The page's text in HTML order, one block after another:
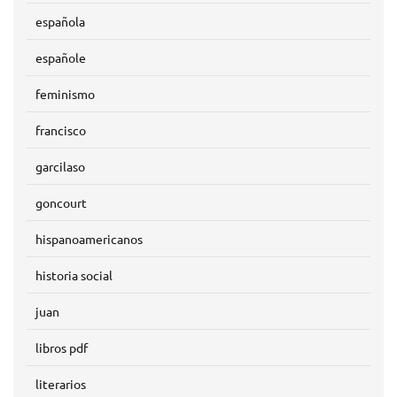
española
españole
feminismo
francisco
garcilaso
goncourt
hispanoamericanos
historia social
juan
libros pdf
literarios